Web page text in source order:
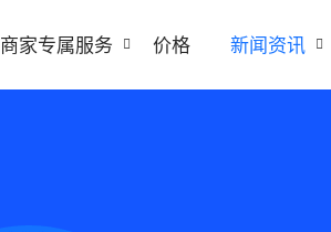
商家专属服务 价格 新闻资讯